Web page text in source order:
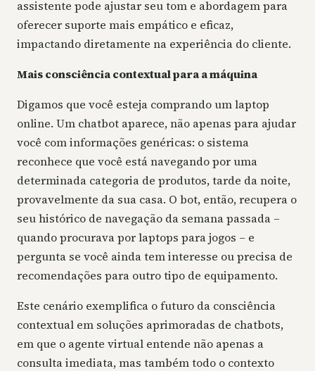
assistente pode ajustar seu tom e abordagem para
oferecer suporte mais empático e eficaz,
impactando diretamente na experiência do cliente.
Mais consciência contextual para a máquina
Digamos que você esteja comprando um laptop
online. Um chatbot aparece, não apenas para ajudar
você com informações genéricas: o sistema
reconhece que você está navegando por uma
determinada categoria de produtos, tarde da noite,
provavelmente da sua casa. O bot, então, recupera o
seu histórico de navegação da semana passada –
quando procurava por laptops para jogos – e
pergunta se você ainda tem interesse ou precisa de
recomendações para outro tipo de equipamento.
Este cenário exemplifica o futuro da consciência
contextual em soluções aprimoradas de chatbots,
em que o agente virtual entende não apenas a
consulta imediata, mas também todo o contexto